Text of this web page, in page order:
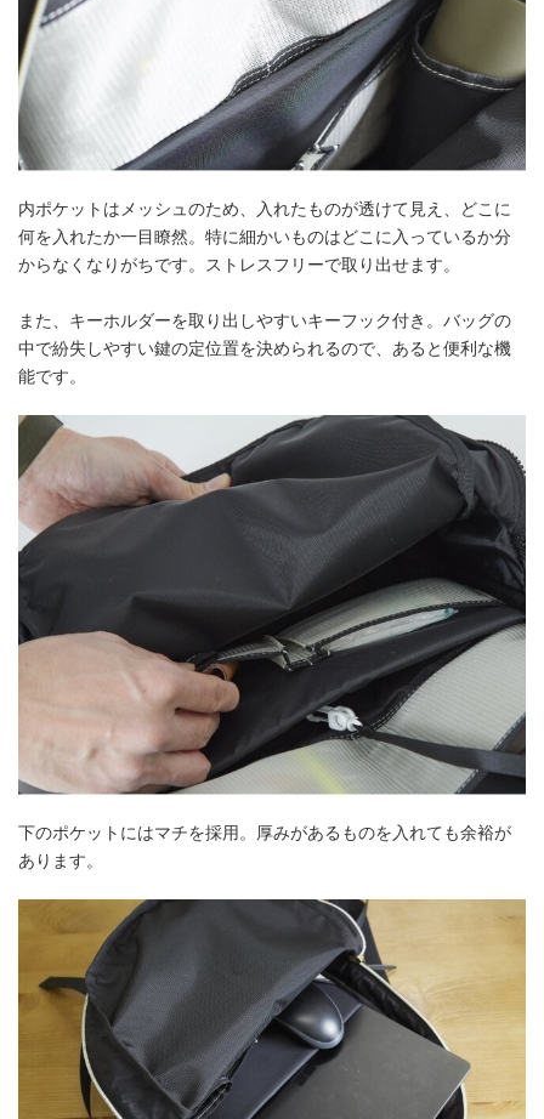
内ポケットはメッシュのため、入れたものが透けて見え、どこに
何を入れたか一目瞭然。特に細かいものはどこに入っているか分
からなくなりがちです。ストレスフリーで取り出せます。
また、キーホルダーを取り出しやすいキーフック付き。バッグの
中で紛失しやすい鍵の定位置を決められるので、あると便利な機
能です。
下のポケットにはマチを採用。厚みがあるものを入れても余裕が
あります。